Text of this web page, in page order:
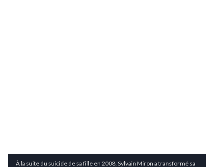
À la suite du suicide de sa fille en 2008, Sylvain Miron a transformé sa